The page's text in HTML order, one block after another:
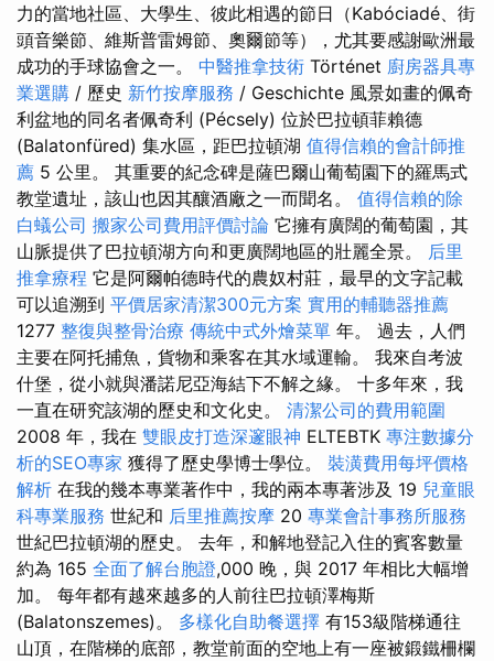
力的當地社區、大學生、彼此相遇的節日（Kabóciadé、街
頭音樂節、維斯普雷姆節、奧爾節等），尤其要感謝歐洲最
成功的手球協會之一。 中醫推拿技術 Történet 廚房器具專
業選購 / 歷史 新竹按摩服務 / Geschichte 風景如畫的佩奇
利盆地的同名者佩奇利 (Pécsely) 位於巴拉頓菲賴德
(Balatonfüred) 集水區，距巴拉頓湖 值得信賴的會計師推
薦 5 公里。 其重要的紀念碑是薩巴爾山葡萄園下的羅馬式
教堂遺址，該山也因其釀酒廠之一而聞名。 值得信賴的除
白蟻公司 搬家公司費用評價討論 它擁有廣闊的葡萄園，其
山脈提供了巴拉頓湖方向和更廣闊地區的壯麗全景。 后里
推拿療程 它是阿爾帕德時代的農奴村莊，最早的文字記載
可以追溯到 平價居家清潔300元方案 實用的輔聽器推薦
1277 整復與整骨治療 傳統中式外燴菜單 年。 過去，人們
主要在阿托捕魚，貨物和乘客在其水域運輸。 我來自考波
什堡，從小就與潘諾尼亞海結下不解之緣。 十多年來，我
一直在研究該湖的歷史和文化史。 清潔公司的費用範圍
2008 年，我在 雙眼皮打造深邃眼神 ELTEBTK 專注數據分
析的SEO專家 獲得了歷史學博士學位。 裝潢費用每坪價格
解析 在我的幾本專業著作中，我的兩本專著涉及 19 兒童眼
科專業服務 世紀和 后里推薦按摩 20 專業會計事務所服務
世紀巴拉頓湖的歷史。 去年，和解地登記入住的賓客數量
約為 165 全面了解台胞證,000 晚，與 2017 年相比大幅增
加。 每年都有越來越多的人前往巴拉頓澤梅斯
(Balatonszemes)。 多樣化自助餐選擇 有153級階梯通往
山頂，在階梯的底部，教堂前面的空地上有一座被鍛鐵柵欄